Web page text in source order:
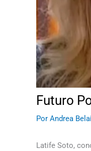
Futuro
Por Andrea
Latife Soto,